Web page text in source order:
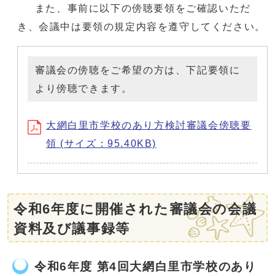
また、事前に以下の傍聴要領をご確認いただ
き、会議中は要領の規定内容を遵守してください。
審議会の傍聴をご希望の方は、下記要領に
より傍聴できます。
大網白里市学校のあり方検討審議会傍聴要
領 (サイズ：95.40KB)
令和6年度に開催された審議会の会議
資料及び議事録等
令和6年度 第4回大網白里市学校のあり